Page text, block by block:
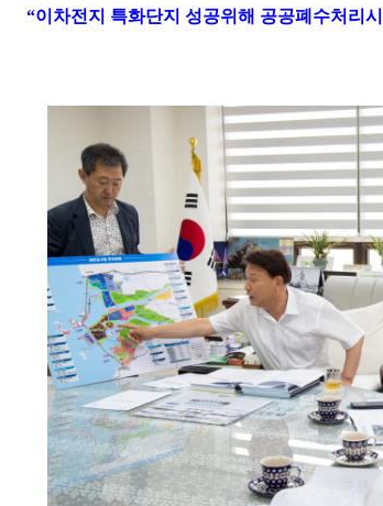
“이차전지 특화단지 성공위해 공공폐수처리